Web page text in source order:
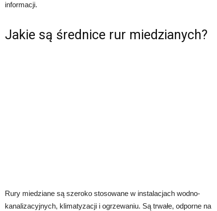
informacji.
Jakie są średnice rur miedzianych?
Rury miedziane są szeroko stosowane w instalacjach wodno-
kanalizacyjnych, klimatyzacji i ogrzewaniu. Są trwałe, odporne na